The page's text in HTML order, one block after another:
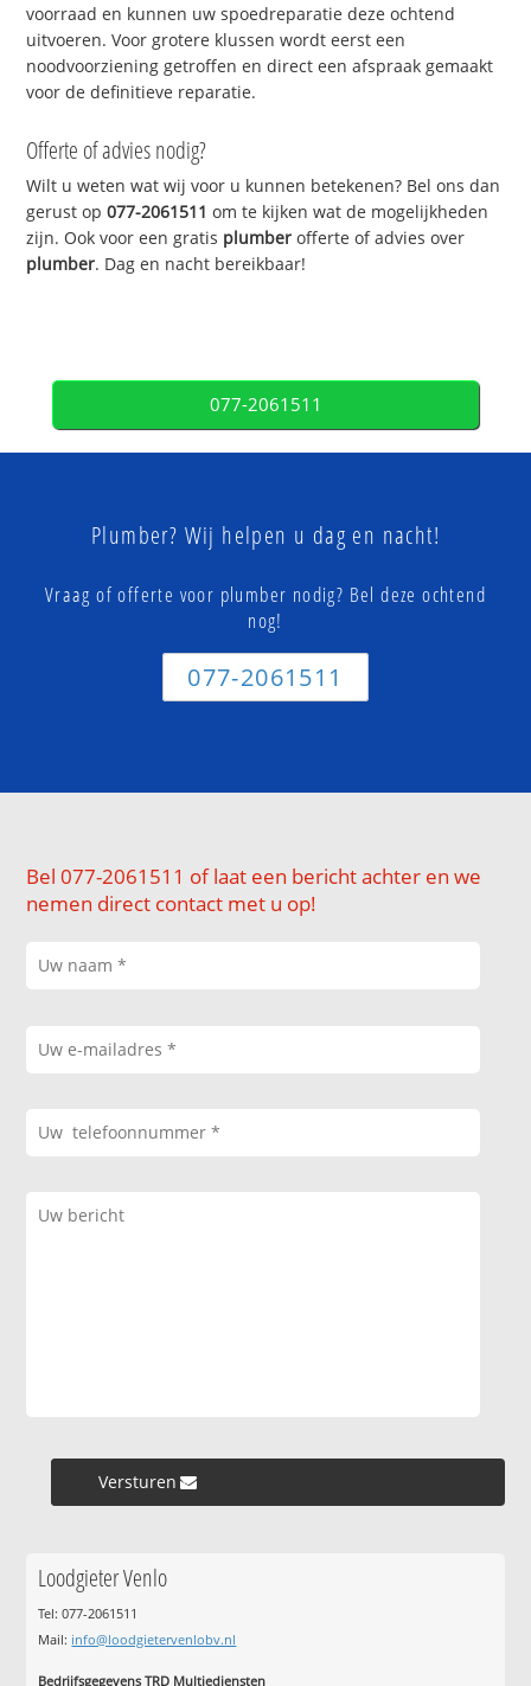
voorraad en kunnen uw spoedreparatie deze ochtend
uitvoeren. Voor grotere klussen wordt eerst een
noodvoorziening getroffen en direct een afspraak gemaakt
voor de definitieve reparatie.
Offerte of advies nodig?
Wilt u weten wat wij voor u kunnen betekenen? Bel ons dan
gerust op077-2061511 om te kijken wat de mogelijkheden
zijn. Ook voor een gratis plumber offerte of advies over
plumber. Dag en nacht bereikbaar!
077-2061511
Plumber? Wij helpen u dag en nacht!
Vraag of offerte voor plumber nodig? Bel deze ochtend
nog!
077-2061511
Bel 077-2061511 of laat een bericht achter en we
nemen direct contact met u op!
Versturen »
Loodgieter Venlo
Tel: 077-2061511
Mail: info@loodgietervenlobv.nl
Bedrijfsgegevens TRD Multiediensten